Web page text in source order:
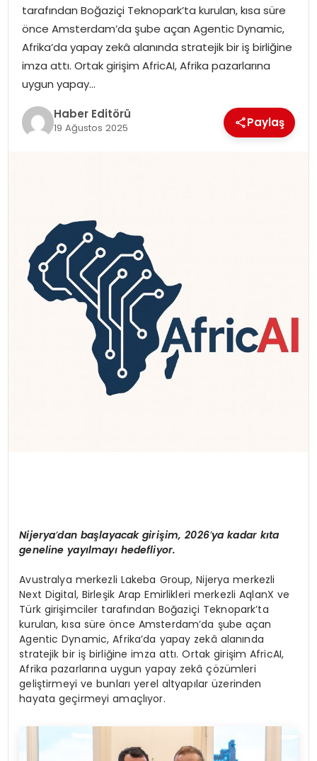
SPOR
YAŞAM
tarafından Boğaziçi Teknopark’ta kurulan, kısa süre
önce Amsterdam’da şube açan Agentic Dynamic,
Afrika’da yapay zekâ alanında stratejik bir iş birliğine
imza attı. Ortak girişim AfricAI, Afrika pazarlarına
uygun yapay…
Haber Editörü
19 Ağustos 2025 Paylaş
Nijerya’dan başlayacak girişim, 2026’ya kadar kıta
geneline yayılmayı hedefliyor.
Avustralya merkezli Lakeba Group, Nijerya merkezli
Next Digital, Birleşik Arap Emirlikleri merkezli AqlanX ve
Türk girişimciler tarafından Boğaziçi Teknopark’ta
kurulan, kısa süre önce Amsterdam’da şube açan
Agentic Dynamic, Afrika’da yapay zekâ alanında
stratejik bir iş birliğine imza attı. Ortak girişim AfricAI,
Afrika pazarlarına uygun yapay zekâ çözümleri
geliştirmeyi ve bunları yerel altyapılar üzerinden
hayata geçirmeyi amaçlıyor.